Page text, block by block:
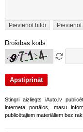
Pievienot bildi
Drošības kods
Stingri aizliegts iAuto.lv
interneta portālos, masu
publicētajiem materiāliem bez